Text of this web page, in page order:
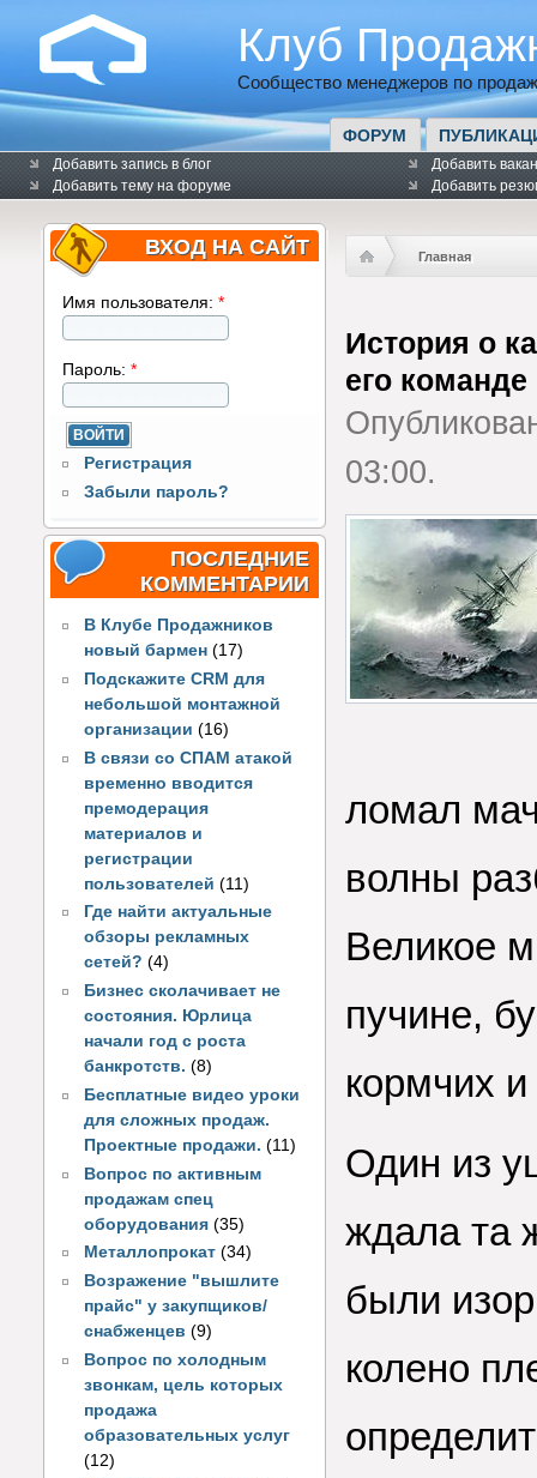
Клуб
Сообщество менеджеров по
ФОРУМ
Добавить запись в блог
Добавить тему на форуме
Добавить
Добавить
ВХОД НА САЙТ
Имя пользователя: *
Пароль: *
Регистрация
Забыли пароль?
ПОСЛЕДНИЕ
КОММЕНТАРИИ
В Клубе Продажников
новый бармен (17)
Подскажите CRM для
небольшой монтажной
организации (16)
В связи со СПАМ атакой
временно вводится
премодерация
материалов и
регистрации
пользователей(11)
Где найти актуальные
обзоры рекламных
сетей? (4)
Бизнес сколачивает не
состояния. Юрлица
начали год с роста
банкротств. (8)
Бесплатные видео уроки
для сложных продаж.
Проектные продажи. (11)
Вопрос по активным
продажам спец
оборудования (35)
Металлопрокат (34)
Возражение "вышлите
прайс" у закупщиков/
снабженцев (9)
Вопрос по холодным
звонкам, цель которых
продажа
образовательных услуг
(12)
Главная
История о
его команде
03:00.
ломал
волны
Великое
пучине,
кормчих
Один из
ждала та
были
колено